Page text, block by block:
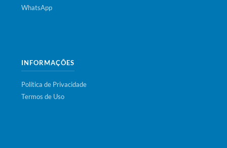
WhatsApp
INFORMAÇÕES
Política de Privacidade
Termos de Uso